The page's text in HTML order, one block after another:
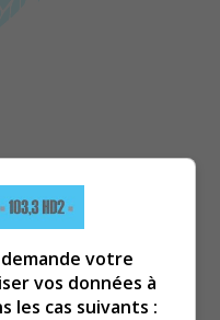
votre
vos données à
les cas suivants :